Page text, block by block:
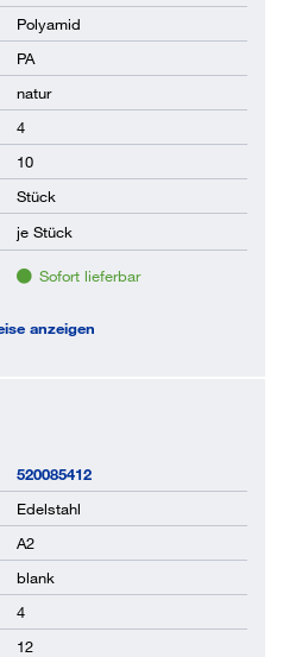
Polyamid
PA
natur
4
10
Stück
je Stück
Sofort lieferbar
anzeigen
520085412
Edelstahl
A2
blank
4
12